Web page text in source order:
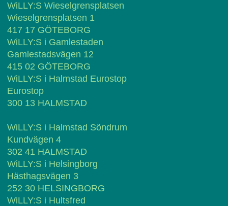
WiLLY:S Wieselgrensplatsen
Wieselgrensplatsen 1
417 17 GÖTEBORG
WiLLY:S i Gamlestaden
Gamlestadsvägen 12
415 02 GÖTEBORG
WiLLY:S i Halmstad Eurostop
Eurostop
300 13 HALMSTAD
WiLLY:S i Halmstad Söndrum
Kundvägen 4
302 41 HALMSTAD
WiLLY:S i Helsingborg
Hästhagsvägen 3
252 30 HELSINGBORG
WiLLY:S i Hultsfred